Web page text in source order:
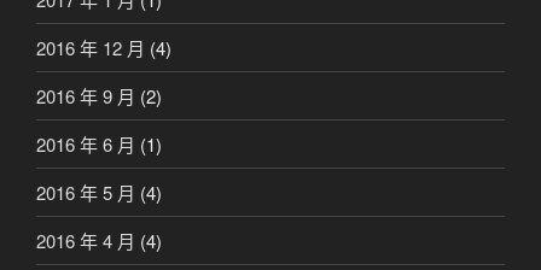
2016 年 12 月 (4)
2016 年 9 月 (2)
2016 年 6 月 (1)
2016 年 5 月 (4)
2016 年 4 月 (4)